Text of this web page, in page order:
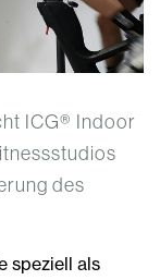
ICG® Indoor
des
speziell als